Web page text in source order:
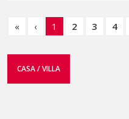
« ‹ 1 2 3 4
CASA / VILLA